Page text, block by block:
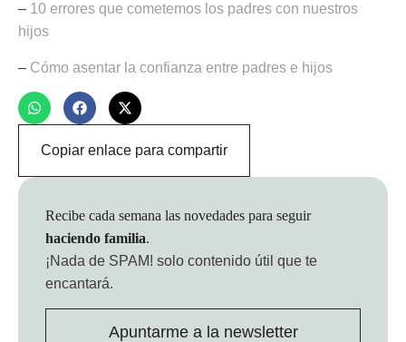
– 10 errores que cometemos los padres con nuestros
hijos
– Cómo asentar la confianza entre padres e hijos
Copiar enlace para compartir
Recibe cada semana las novedades para seguir
haciendo familia.
¡Nada de SPAM! solo contenido útil que te
encantará.
Apuntarme a la newsletter